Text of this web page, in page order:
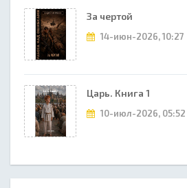
За чертой
14-июн-2026, 10:27
Царь. Книга 1
10-июл-2026, 05:52